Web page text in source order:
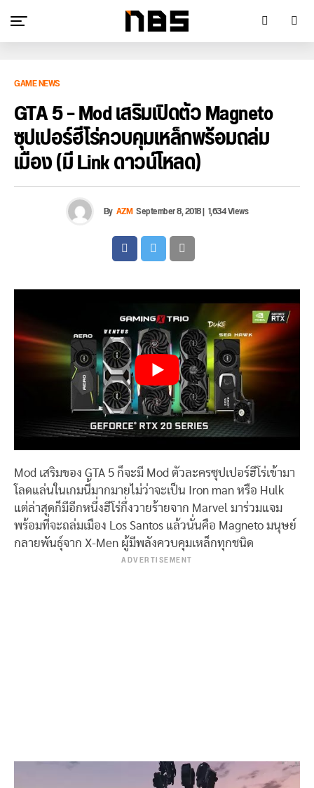
GAME NEWS
GTA 5 – Mod เสริมเปิดตัว Magneto
ซุปเปอร์ฮีโร่ควบคุมเหล็กพร้อมถล่ม
เมือง (มี Link ดาวน์โหลด)
By AZMSeptember 8, 2018| 1,634 Views
Mod เสริมของ GTA 5 ก็จะมี Mod ตัวละครซุปเปอร์ฮีโร่เข้ามา
โลดแล่นในเกมนี้มากมายไม่ว่าจะเป็น Iron man หรือ Hulk
แต่ล่าสุดก็มีอีกหนึ่งฮีโร่กึ่งวายร้ายจาก Marvel มาร่วมแจม
พร้อมที่จะถล่มเมือง Los Santos แล้วนั่นคือ Magneto มนุษย์
กลายพันธ์ุจาก X-Men ผู้มีพลังควบคุมเหล็กทุกชนิด
ADVERTISEMENT